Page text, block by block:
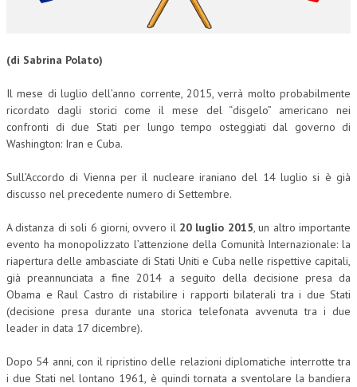
BROCHURE CE.S.E.D.
LA RIVISTA
LA RIVISTA
COMITATO EDITORIALE
REDAZIONE
PEER REVIEW
CODICE ETICO
AUTORI
(di Sabrina Polato)
Il mese di luglio dell’anno corrente, 2015, verrà molto probabilmente
ricordato dagli storici come il mese del “disgelo” americano nei
confronti di due Stati per lungo tempo osteggiati dal governo di
Washington: Iran e Cuba.
Sull’Accordo di Vienna per il nucleare iraniano del 14 luglio si è già
discusso nel precedente numero di Settembre.
A distanza di soli 6 giorni, ovvero il 20 luglio 2015, un altro importante
evento ha monopolizzato l’attenzione della Comunità Internazionale: la
riapertura delle ambasciate di Stati Uniti e Cuba nelle rispettive capitali,
già preannunciata a fine 2014 a seguito della decisione presa da
Obama e Raul Castro di ristabilire i rapporti bilaterali tra i due Stati
(decisione presa durante una storica telefonata avvenuta tra i due
leader in data 17 dicembre).
Dopo 54 anni, con il ripristino delle relazioni diplomatiche interrotte tra
i due Stati nel lontano 1961, è quindi tornata a sventolare la bandiera